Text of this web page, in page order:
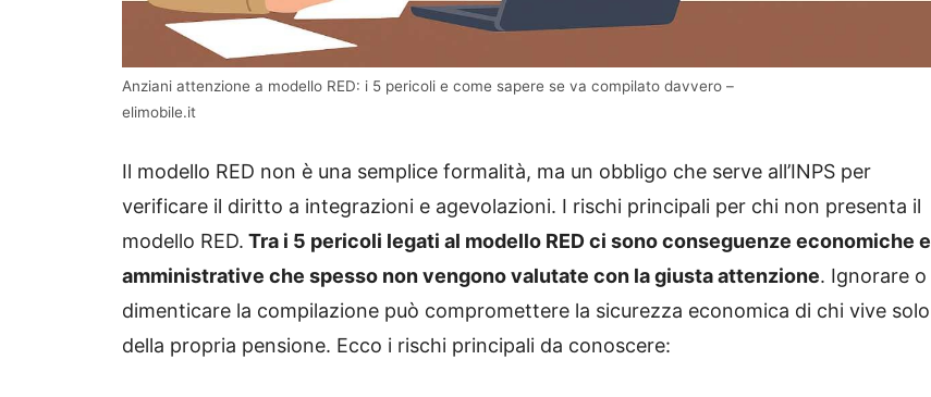
Anziani attenzione a modello RED: i 5 pericoli e come sapere se va compilato davvero –
elimobile.it
Il modello RED non è una semplice formalità, ma un obbligo che serve all’INPS per
verificare il diritto a integrazioni e agevolazioni. I rischi principali per chi non presenta il
modello RED. Tra i 5 pericoli legati al modello RED ci sono conseguenze economiche e
amministrative che spesso non vengono valutate con la giusta attenzione. Ignorare o
dimenticare la compilazione può compromettere la sicurezza economica di chi vive solo
della propria pensione. Ecco i rischi principali da conoscere: